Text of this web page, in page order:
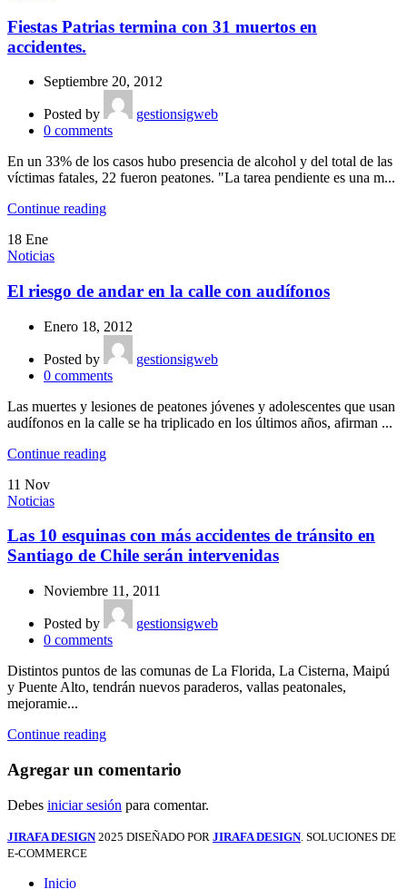
Fiestas Patrias termina con 31 muertos en
accidentes.
Septiembre 20, 2012
Posted by
gestionsigweb
0 comments
En un 33% de los casos hubo presencia de alcohol y del total de las
víctimas fatales, 22 fueron peatones. "La tarea pendiente es una m...
Continue reading
18 Ene
Noticias
El riesgo de andar en la calle con audífonos
Enero 18, 2012
Posted by
gestionsigweb
0 comments
Las muertes y lesiones de peatones jóvenes y adolescentes que usan
audífonos en la calle se ha triplicado en los últimos años, afirman ...
Continue reading
11 Nov
Noticias
Las 10 esquinas con más accidentes de tránsito en
Santiago de Chile serán intervenidas
Noviembre 11, 2011
Posted by
gestionsigweb
0 comments
Distintos puntos de las comunas de La Florida, La Cisterna, Maipú
y Puente Alto, tendrán nuevos paraderos, vallas peatonales,
mejoramie...
Continue reading
Agregar un comentario
Debes iniciar sesión para comentar.
JIRAFA DESIGN 2025 DISEÑADO POR JIRAFA DESIGN. SOLUCIONES DE
E-COMMERCE
Inicio